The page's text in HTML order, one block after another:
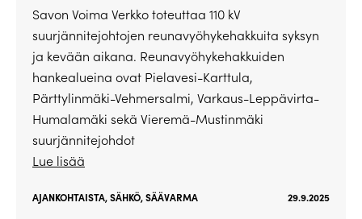
Savon Voima Verkko toteuttaa 110 kV
suurjännitejohtojen reunavyöhykehakkuita syksyn
ja kevään aikana. Reunavyöhykehakkuiden
hankealueina ovat Pielavesi-Karttula,
Pärttylinmäki-Vehmersalmi, Varkaus-Leppävirta-
Humalamäki sekä Vieremä-Mustinmäki
suurjännitejohdot
Lue lisää
AJANKOHTAISTA,SÄHKÖ,SÄÄVARMA 29.9.2025